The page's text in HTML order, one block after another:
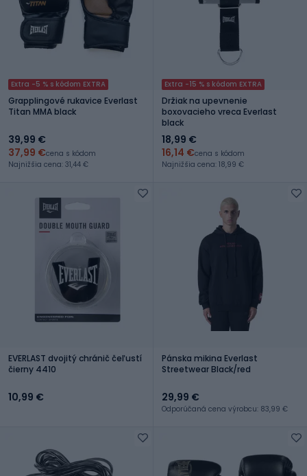
Extra -5 % s kódom EXTRA
Grapplingové rukavice Everlast
Titan MMA black
39,99 €
37,99 €cena s kódom
Najnižšia cena: 31,44 €
Extra -15 % s kódom EXTRA
Držiak na upevnenie
boxovacieho vreca Everlast
black
18,99 €
16,14 €cena s kódom
Najnižšia cena: 18,99 €
EVERLAST dvojitý chránič čeľustí
čierny 4410
10,99 €
Pánska mikina Everlast
Streetwear Black/red
29,99 €
Odporúčaná cena výrobcu: 83,99 €